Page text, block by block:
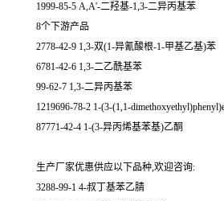
1999-85-5 Α,Α'-二羟基-1,3-二异丙基苯
8个下游产品
2778-42-9 1,3-双(1-异氰酸根-1-甲基乙基)苯
6781-42-6 1,3-二乙酰基苯
99-62-7 1,3-二异丙基苯
1219696-78-2 1-(3-(1,1-
87771-42-4 1-(3-异丙烯基苯基)乙酮
生产厂家优惠供应以下品种,欢迎咨询:
3288-99-1 4-叔丁基苯乙腈